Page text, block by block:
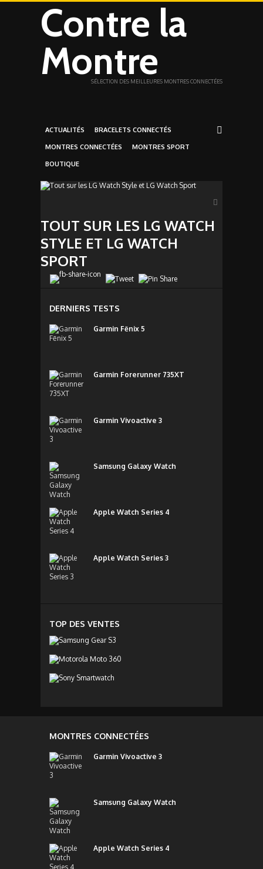
Contre la
Montre
SÉLECTION DES MEILLEURES MONTRES CONNECTÉES
ACTUALITÉS BRACELETS CONNECTÉS
MONTRES CONNECTÉES MONTRES SPORT
BOUTIQUE
TOUT SUR LES LG WATCH
STYLE ET LG WATCH
SPORT
DERNIERS TESTS
Garmin Fēnix 5
Garmin Forerunner 735XT
Garmin Vivoactive 3
Samsung Galaxy Watch
Apple Watch Series 4
Apple Watch Series 3
TOP DES VENTES
MONTRES CONNECTÉES
Garmin Vivoactive 3
Samsung Galaxy Watch
Apple Watch Series 4